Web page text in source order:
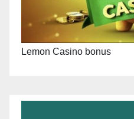
Lemon Casino bonus